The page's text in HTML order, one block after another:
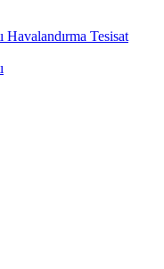
Havalandırma Tesisat